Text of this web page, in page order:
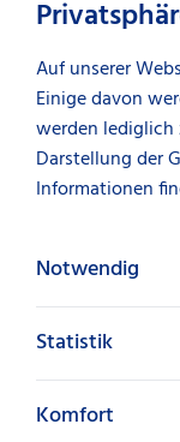
Auf unserer
Einige davon
werden lediglich
Darstellung der
Informationen
Notwendig
Statistik
Komfort
teilen
Neues von der
Arbeitgeber